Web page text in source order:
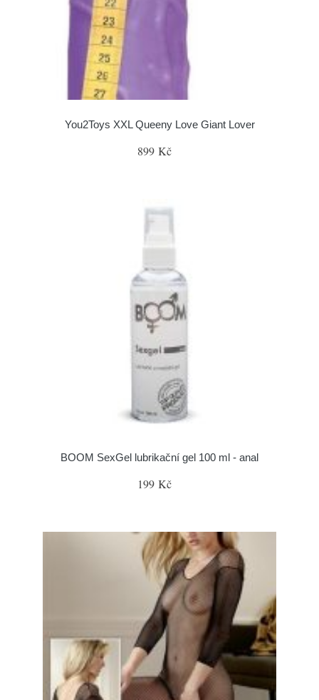
You2Toys XXL Queeny Love Giant Lover
899 Kč
BOOM SexGel lubrikační gel 100 ml - anal
199 Kč